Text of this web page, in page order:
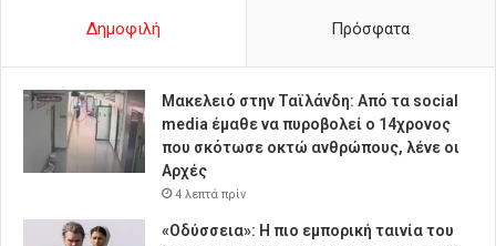
Δημοφιλή Πρόσφατα
Μακελειό στην Ταϊλάνδη: Από τα social
media έμαθε να πυροβολεί ο 14χρονος
που σκότωσε οκτώ ανθρώπους, λένε οι
Αρχές
4 λεπτά πρίν
«Οδύσσεια»: Η πιο εμπορική ταινία του